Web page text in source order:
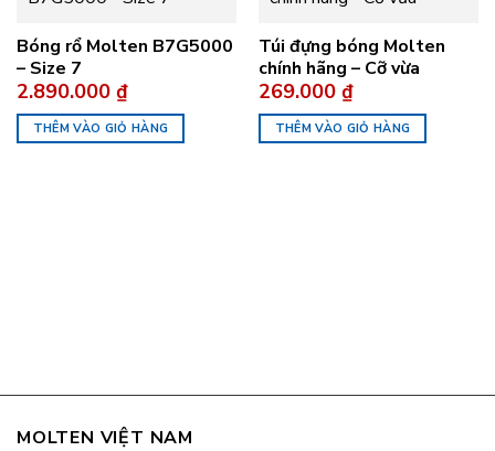
Bóng rổ Molten B7G5000
– Size 7
2.890.000 ₫
THÊM VÀO GIỎ HÀNG
Túi đựng bóng Molten
chính hãng – Cỡ vừa
269.000 ₫
THÊM VÀO GIỎ HÀNG
MOLTEN VIỆT NAM